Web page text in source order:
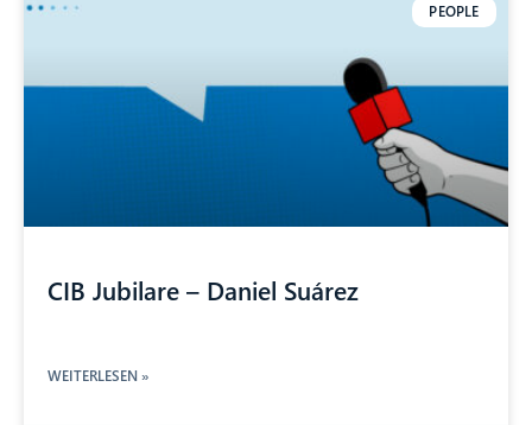
PEOPLE
CIB Jubilare – Daniel Suárez
WEITERLESEN »